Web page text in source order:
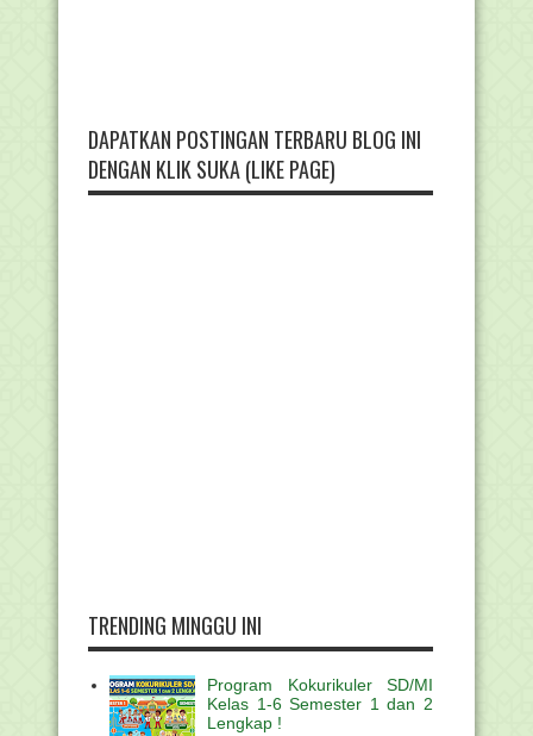
DAPATKAN POSTINGAN TERBARU BLOG INI
DENGAN KLIK SUKA (LIKE PAGE)
TRENDING MINGGU INI
Program Kokurikuler SD/MI
Kelas 1-6 Semester 1 dan 2
Lengkap !